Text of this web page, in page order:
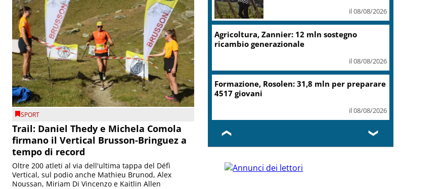
SPORT
Trail: Daniel Thedy e Michela Comola
firmano il Vertical Brusson-Bringuez a
tempo di record
Oltre 200 atleti al via dell'ultima tappa del Défì
Vertical, sul podio anche Mathieu Brunod, Alex
Noussan, Miriam Di Vincenzo e Kaitlin Allen
il 08/08/2026
Agricoltura, Zannier: 12 mln sostegno
ricambio generazionale
il 08/08/2026
Formazione, Rosolen: 31,8 mln per preparare
4517 giovani
il 08/08/2026
❮ ❯